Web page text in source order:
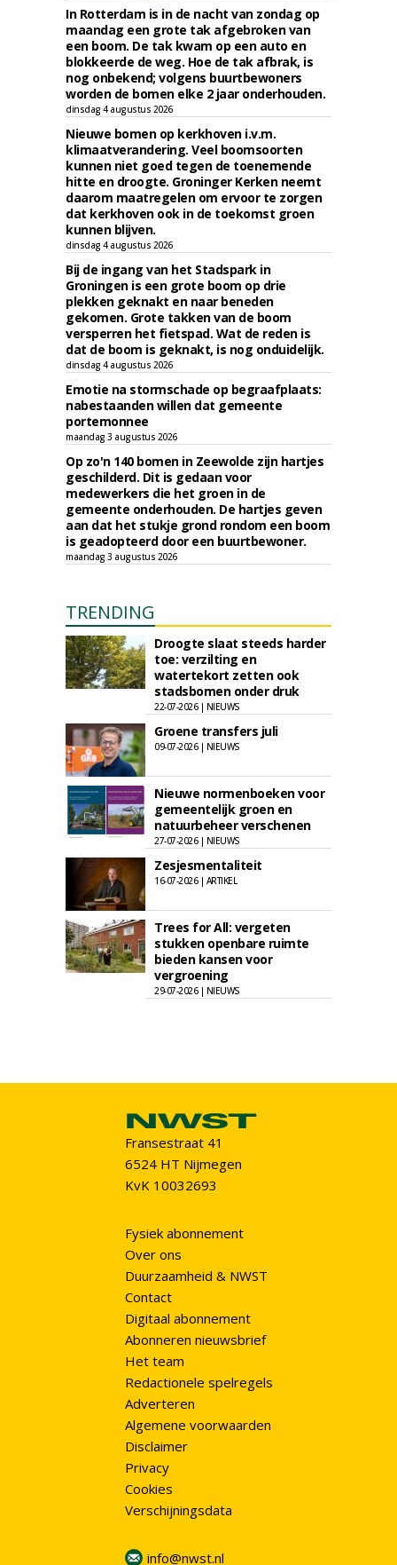
In Rotterdam is in de nacht van zondag op
maandag een grote tak afgebroken van
een boom. De tak kwam op een auto en
blokkeerde de weg. Hoe de tak afbrak, is
nog onbekend; volgens buurtbewoners
worden de bomen elke 2 jaar onderhouden.
dinsdag 4 augustus 2026
Nieuwe bomen op kerkhoven i.v.m.
klimaatverandering. Veel boomsoorten
kunnen niet goed tegen de toenemende
hitte en droogte. Groninger Kerken neemt
daarom maatregelen om ervoor te zorgen
dat kerkhoven ook in de toekomst groen
kunnen blijven.
dinsdag 4 augustus 2026
Bij de ingang van het Stadspark in
Groningen is een grote boom op drie
plekken geknakt en naar beneden
gekomen. Grote takken van de boom
versperren het fietspad. Wat de reden is
dat de boom is geknakt, is nog onduidelijk.
dinsdag 4 augustus 2026
Emotie na stormschade op begraafplaats:
nabestaanden willen dat gemeente
portemonnee
maandag 3 augustus 2026
Op zo'n 140 bomen in Zeewolde zijn hartjes
geschilderd. Dit is gedaan voor
medewerkers die het groen in de
gemeente onderhouden. De hartjes geven
aan dat het stukje grond rondom een boom
is geadopteerd door een buurtbewoner.
maandag 3 augustus 2026
TRENDING
Droogte slaat steeds harder
toe: verzilting en
watertekort zetten ook
stadsbomen onder druk
22-07-2026 | NIEUWS
Groene transfers juli
09-07-2026 | NIEUWS
Nieuwe normenboeken voor
gemeentelijk groen en
natuurbeheer verschenen
27-07-2026 | NIEUWS
Zesjesmentaliteit
16-07-2026 | ARTIKEL
Trees for All: vergeten
stukken openbare ruimte
bieden kansen voor
vergroening
29-07-2026 | NIEUWS
Fransestraat 41
6524 HT Nijmegen
KvK 10032693
Fysiek abonnement
Over ons
Duurzaamheid & NWST
Contact
Digitaal abonnement
Abonneren nieuwsbrief
Het team
Redactionele spelregels
Adverteren
Algemene voorwaarden
Disclaimer
Privacy
Cookies
Verschijningsdata
info@nwst.nl